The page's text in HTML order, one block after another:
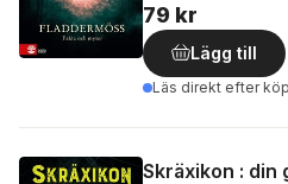
79 kr
Lägg till
Läs direkt efter köp
Skräxikon : din